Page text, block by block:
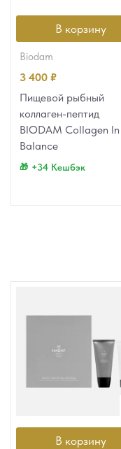
В корзину
biodam
3 400 ₽
Пищевой рыбный
коллаген-пептид
BIODAM Collagen In
Balance
+34 Кешбэк
В корзину